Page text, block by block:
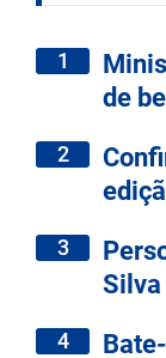
1
de
2
3
Silva
4